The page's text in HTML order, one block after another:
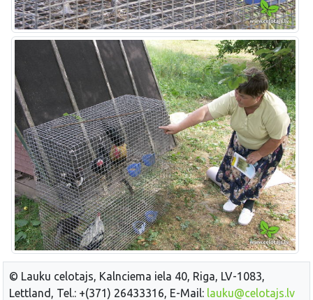
© Lauku celotajs, Kalnciema iela 40, Riga, LV-1083,
Lettland, Tel.: +(371) 26433316, E-Mail: lauku@celotajs.lv